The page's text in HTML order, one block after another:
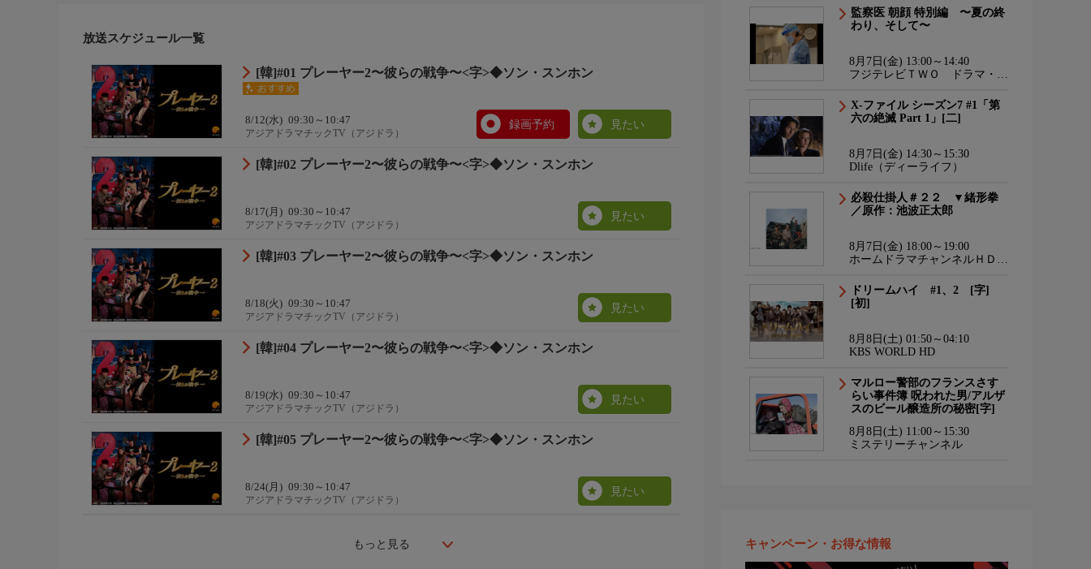
放送スケジュール一覧
[韓]#01 プレーヤー2〜彼らの戦争〜<字>◆ソン・スンホン
8/12(水) 09:30～10:47
アジアドラマチックTV（アジドラ）
録画予約 見たい
[韓]#02 プレーヤー2〜彼らの戦争〜<字>◆ソン・スンホン
8/17(月) 09:30～10:47
アジアドラマチックTV（アジドラ）
見たい
[韓]#03 プレーヤー2〜彼らの戦争〜<字>◆ソン・スンホン
8/18(火) 09:30～10:47
アジアドラマチックTV（アジドラ）
見たい
[韓]#04 プレーヤー2〜彼らの戦争〜<字>◆ソン・スンホン
8/19(水) 09:30～10:47
アジアドラマチックTV（アジドラ）
見たい
[韓]#05 プレーヤー2〜彼らの戦争〜<字>◆ソン・スンホン
8/24(月) 09:30～10:47
アジアドラマチックTV（アジドラ）
見たい
もっと見る
監察医 朝顔 特別編 〜夏の終
わり、そして〜
8月7日(金) 13:00～14:40
フジテレビＴＷＯ ドラマ・ア
X-ファイル シーズン7 #1「第
六の絶滅 Part 1」[二]
8月7日(金) 14:30～15:30
Dlife（ディーライフ）
必殺仕掛人＃２２ ▼緒形拳
／原作：池波正太郎
8月7日(金) 18:00～19:00
ホームドラマチャンネルＨＤ
ドリームハイ #1、2 [字]
[初]
8月8日(土) 01:50～04:10
KBS WORLD HD
マルロー警部のフランスさす
らい事件簿 呪われた男/アルザ
スのビール醸造所の秘密[字]
8月8日(土) 11:00～15:30
ミステリーチャンネル
キャンペーン・お得な情報